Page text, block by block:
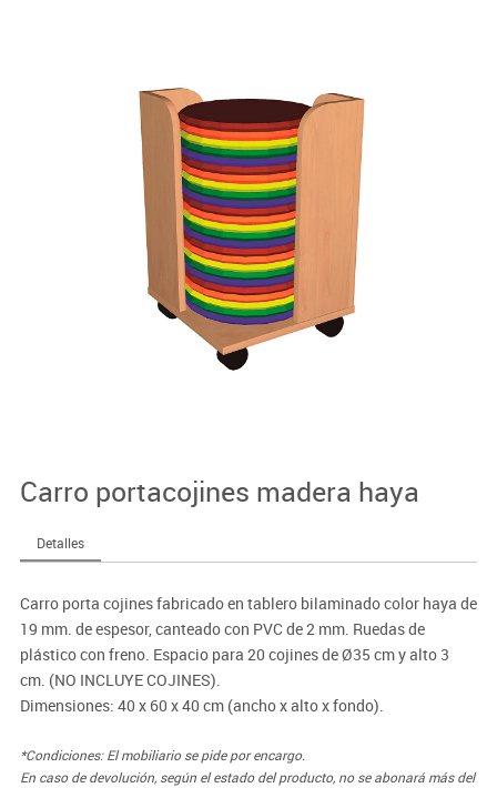
Carro portacojines madera haya
Detalles
Carro porta cojines fabricado en tablero bilaminado color haya de
19 mm. de espesor, canteado con PVC de 2 mm. Ruedas de
plástico con freno. Espacio para 20 cojines de Ø35 cm y alto 3
cm. (NO INCLUYE COJINES).
Dimensiones: 40 x 60 x 40 cm (ancho x alto x fondo).
*Condiciones: El mobiliario se pide por encargo.
En caso de devolución, según el estado del producto, no se abonará más del